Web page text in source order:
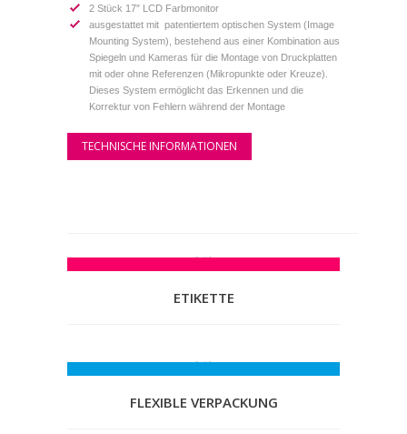
2 Stück 17″ LCD Farbmonitor
ausgestattet mit patentiertem optischen System (Image
Mounting System), bestehend aus einer Kombination aus
Spiegeln und Kameras für die Montage von Druckplatten
mit oder ohne Referenzen (Mikropunkte oder Kreuze).
Dieses System ermöglicht das Erkennen und die
Korrektur von Fehlern während der Montage
TECHNISCHE INFORMATIONEN
ETIKETTE
FLEXIBLE VERPACKUNG